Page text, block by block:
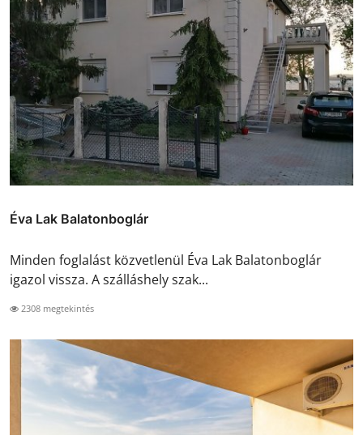
Éva Lak Balatonboglár
Minden foglalást közvetlenül Éva Lak Balatonboglár
igazol vissza. A szálláshely szak...
2308 megtekintés